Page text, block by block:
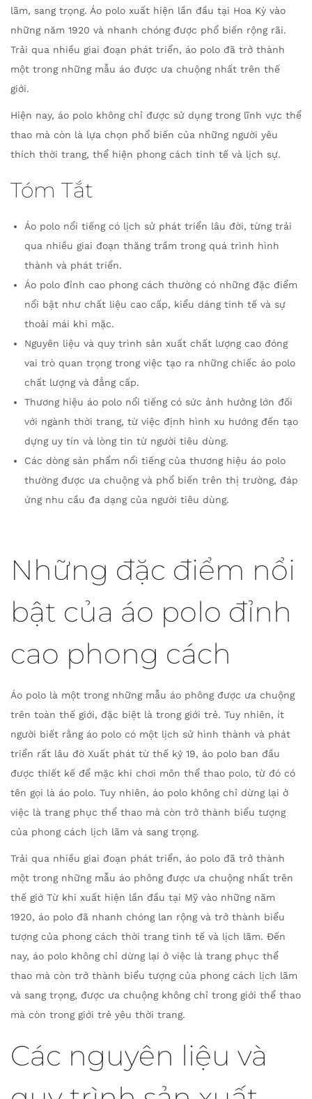
lãm, sang trọng. Áo polo xuất hiện lần đầu tại Hoa Kỳ vào
những năm 1920 và nhanh chóng được phổ biến rộng rãi.
Trải qua nhiều giai đoạn phát triển, áo polo đã trở thành
một trong những mẫu áo được ưa chuộng nhất trên thế
giới.
Hiện nay, áo polo không chỉ được sử dụng trong lĩnh vực thể
thao mà còn là lựa chọn phổ biến của những người yêu
thích thời trang, thể hiện phong cách tinh tế và lịch sự.
Tóm Tắt
Áo polo nổi tiếng có lịch sử phát triển lâu đời, từng trải
qua nhiều giai đoạn thăng trầm trong quá trình hình
thành và phát triển.
Áo polo đỉnh cao phong cách thường có những đặc điểm
nổi bật như chất liệu cao cấp, kiểu dáng tinh tế và sự
thoải mái khi mặc.
Nguyên liệu và quy trình sản xuất chất lượng cao đóng
vai trò quan trọng trong việc tạo ra những chiếc áo polo
chất lượng và đẳng cấp.
Thương hiệu áo polo nổi tiếng có sức ảnh hưởng lớn đối
với ngành thời trang, từ việc định hình xu hướng đến tạo
dựng uy tín và lòng tin từ người tiêu dùng.
Các dòng sản phẩm nổi tiếng của thương hiệu áo polo
thường được ưa chuộng và phổ biến trên thị trường, đáp
ứng nhu cầu đa dạng của người tiêu dùng.
Những đặc điểm nổi
bật của áo polo đỉnh
cao phong cách
Áo polo là một trong những mẫu áo phông được ưa chuộng
trên toàn thế giới, đặc biệt là trong giới trẻ. Tuy nhiên, ít
người biết rằng áo polo có một lịch sử hình thành và phát
triển rất lâu đờ Xuất phát từ thế kỷ 19, áo polo ban đầu
được thiết kế để mặc khi chơi môn thể thao polo, từ đó có
tên gọi là áo polo. Tuy nhiên, áo polo không chỉ dừng lại ở
việc là trang phục thể thao mà còn trở thành biểu tượng
của phong cách lịch lãm và sang trọng.
Trải qua nhiều giai đoạn phát triển, áo polo đã trở thành
một trong những mẫu áo phông được ưa chuộng nhất trên
thế giớ Từ khi xuất hiện lần đầu tại Mỹ vào những năm
1920, áo polo đã nhanh chóng lan rộng và trở thành biểu
tượng của phong cách thời trang tinh tế và lịch lãm. Đến
nay, áo polo không chỉ dừng lại ở việc là trang phục thể
thao mà còn trở thành biểu tượng của phong cách lịch lãm
và sang trọng, được ưa chuộng không chỉ trong giới thể thao
mà còn trong giới trẻ yêu thời trang.
Các nguyên liệu và